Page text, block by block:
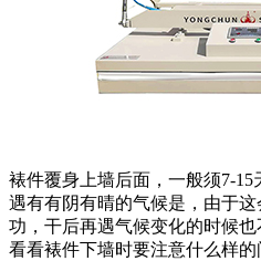
裱件覆身上墙后面，一般须7-15
遇有有阴有晴的气候是，由于
功，干后再遇气候变化的时候
看看裱件下墙时要注意什么样的